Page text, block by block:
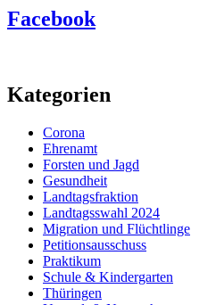
Facebook
Kategorien
Corona
Ehrenamt
Forsten und Jagd
Gesundheit
Landtagsfraktion
Landtagsswahl 2024
Migration und Flüchtlinge
Petitionsausschuss
Praktikum
Schule & Kindergarten
Thüringen